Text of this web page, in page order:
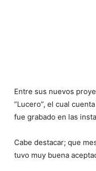
Entre sus nuevos
“Lucero”, el cual
fue grabado en las
Cabe destacar; que
tuvo muy buena